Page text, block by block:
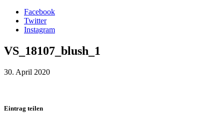
Facebook
Twitter
Instagram
VS_18107_blush_1
30. April 2020
Eintrag teilen